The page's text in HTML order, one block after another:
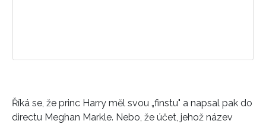
Říká se, že princ Harry měl svou „finstu" a napsal pak do
directu Meghan Markle. Nebo, že účet, jehož název